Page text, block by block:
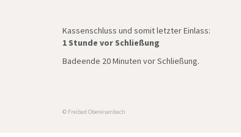
Kassenschluss und somit letzter Einlass:
1 Stunde vor Schließung
Badeende 20 Minuten vor Schließung.
© Freibad Obereisenbach